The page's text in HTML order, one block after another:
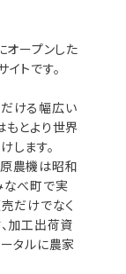
ープンした
トです。
ける幅広い
もとより世界
します。
農機は昭和
なべ町で実
だけでなく
加工出荷資
タルに農家